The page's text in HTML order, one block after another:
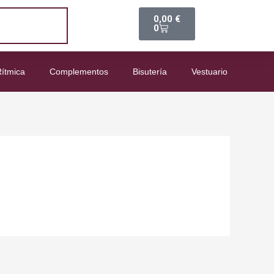
0,00 €
0
Carrito
Complementos Bisutería Vestuario